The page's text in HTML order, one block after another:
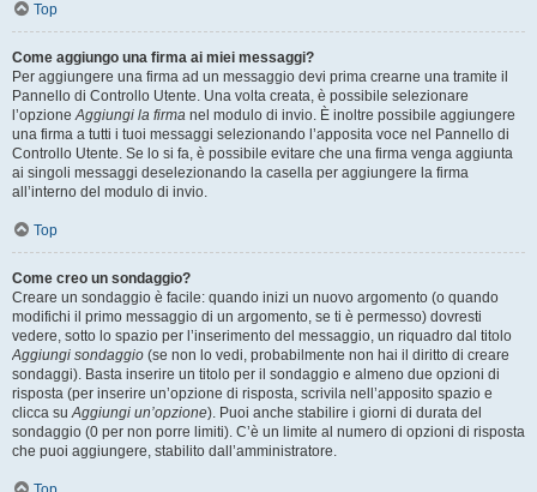
Top
Come aggiungo una firma ai miei messaggi?
Per aggiungere una firma ad un messaggio devi prima crearne una tramite il
Pannello di Controllo Utente. Una volta creata, è possibile selezionare
l’opzioneAggiungi la firma nel modulo di invio. È inoltre possibile aggiungere
una firma a tutti i tuoi messaggi selezionando l’apposita voce nel Pannello di
Controllo Utente. Se lo si fa, è possibile evitare che una firma venga aggiunta
ai singoli messaggi deselezionando la casella per aggiungere la firma
all’interno del modulo di invio.
Top
Come creo un sondaggio?
Creare un sondaggio è facile: quando inizi un nuovo argomento (o quando
modifichi il primo messaggio di un argomento, se ti è permesso) dovresti
vedere, sotto lo spazio per l’inserimento del messaggio, un riquadro dal titolo
Aggiungi sondaggio (se non lo vedi, probabilmente non hai il diritto di creare
sondaggi). Basta inserire un titolo per il sondaggio e almeno due opzioni di
risposta (per inserire un’opzione di risposta, scrivila nell’apposito spazio e
clicca suAggiungi un’opzione). Puoi anche stabilire i giorni di durata del
sondaggio (0 per non porre limiti). C’è un limite al numero di opzioni di risposta
che puoi aggiungere, stabilito dall’amministratore.